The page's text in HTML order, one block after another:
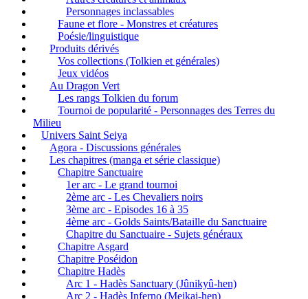
Personnages inclassables
Faune et flore - Monstres et créatures
Poésie/linguistique
Produits dérivés
Vos collections (Tolkien et générales)
Jeux vidéos
Au Dragon Vert
Les rangs Tolkien du forum
Tournoi de popularité - Personnages des Terres du
Milieu
Univers Saint Seiya
Agora - Discussions générales
Les chapitres (manga et série classique)
Chapitre Sanctuaire
1er arc - Le grand tournoi
2ème arc - Les Chevaliers noirs
3ème arc - Episodes 16 à 35
4ème arc - Golds Saints/Bataille du Sanctuaire
Chapitre du Sanctuaire - Sujets généraux
Chapitre Asgard
Chapitre Poséidon
Chapitre Hadès
Arc 1 - Hadès Sanctuary (Jûnikyû-hen)
Arc 2 - Hadès Inferno (Meikai-hen)